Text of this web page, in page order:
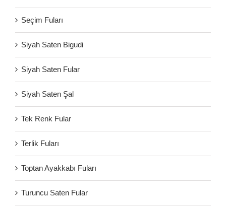
Seçim Fuları
Siyah Saten Bigudi
Siyah Saten Fular
Siyah Saten Şal
Tek Renk Fular
Terlik Fuları
Toptan Ayakkabı Fuları
Turuncu Saten Fular